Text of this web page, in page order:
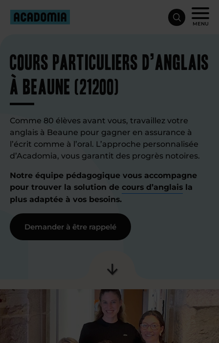
MENU
Cours particuliers d’anglais
à Beaune (21200)
Comme 80 élèves avant vous, travaillez votre
anglais à Beaune pour gagner en assurance à
l’écrit comme à l’oral. L’approche personnalisée
d’Acadomia, vous garantit des progrès notoires.
Notre équipe pédagogique vous accompagne
pour trouver la solution de cours d’anglais la
plus adaptée à vos besoins.
Demander à être rappelé